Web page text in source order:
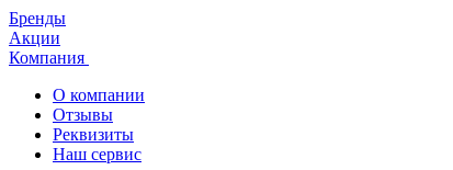
Бренды
Акции
Компания
О компании
Отзывы
Реквизиты
Наш сервис